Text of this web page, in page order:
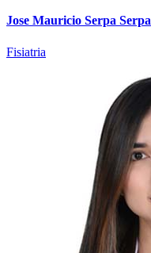
Jose Mauricio Serpa Serpa
Fisiatria